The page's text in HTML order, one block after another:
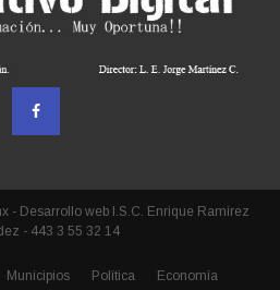
- Desarrollo web I.S.C. Enrique Ramírez
- 443 3 55 32 14
Municipios Política Economía